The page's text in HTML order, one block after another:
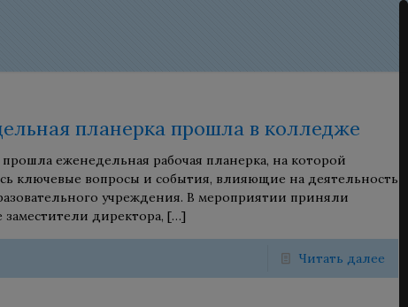
планерка прошла в колледже
прошла еженедельная рабочая планерка, на которой
ключевые вопросы и события, влияющие на деятельность
учреждения. В мероприятии приняли
заместители директора, […]
Читать далее